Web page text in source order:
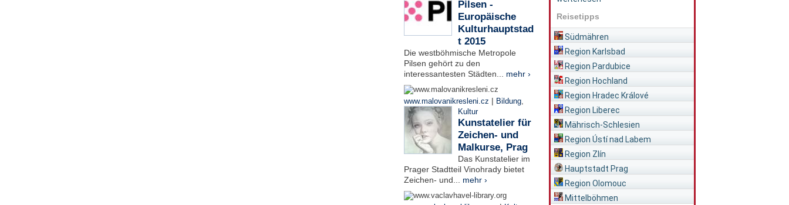
Pilsen -
Europäische
Kulturhauptstad
t 2015
Die westböhmische Metropole
Pilsen gehört zu den
interessantesten Städten... mehr ›
www.malovanikresleni.cz | Bildung,
Kultur
Kunstatelier für
Zeichen- und
Malkurse, Prag
Das Kunstatelier im
Prager Stadtteil Vinohrady bietet
Zeichen- und... mehr ›
Reisetipps
Südmähren
Region Karlsbad
Region Pardubice
Region Hochland
Region Hradec Králové
Region Liberec
Mährisch-Schlesien
Region Ústí nad Labem
Region Zlín
Hauptstadt Prag
Region Olomouc
Mittelböhmen